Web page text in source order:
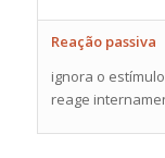
Reação passiva
ignora o
reage